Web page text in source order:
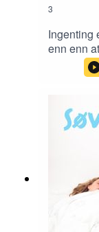
3
Ingenting
enn enn
normalt
natta, og
første
med oss
dei små
kva
søvn blir